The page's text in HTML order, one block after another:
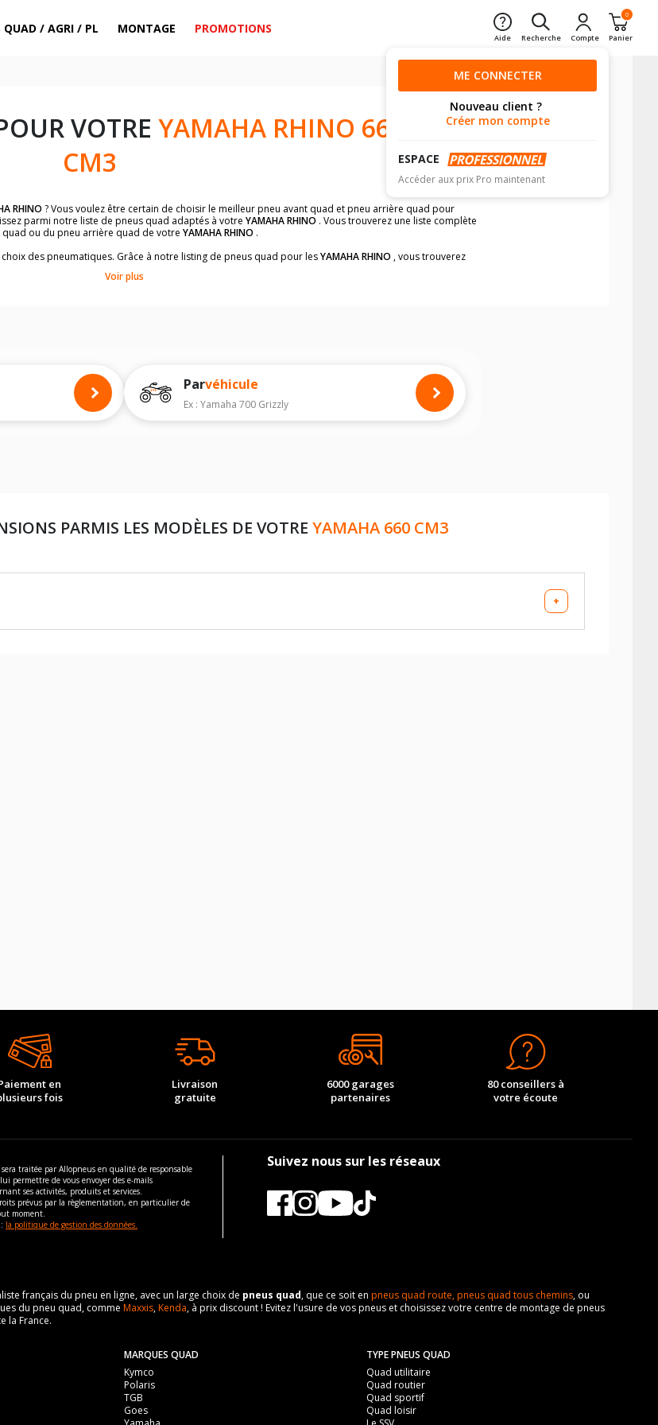
QUAD / AGRI / PL MONTAGE PROMOTIONS
Aide Recherche Compte
0
Panier
ME CONNECTER
Nouveau client ?
Créer mon compte
ESPACE
Accéder aux prix Pro maintenant
VOTREYAMAHA RHINO 660
CM3
RHINO ? Vous voulez être certain de choisir le meilleur pneu avant quad et pneu arrière quad pour
parmi notre liste de pneus quad adaptés à votre YAMAHA RHINO . Vous trouverez une liste complète
ou du pneu arrière quad de votre YAMAHA RHINO .
des pneumatiques. Grâce à notre listing de pneus quad pour lesYAMAHA RHINO , vous trouverez
complet du modèle, vous permettra de faire le bon choix de pneus quad pour votre
la dimension de votre quad
Voir plus
Parvéhicule
Ex : Yamaha 700 Grizzly
PARMIS LES MODÈLES DE VOTRE YAMAHA 660 CM3
+
en
fois
Livraison
gratuite
6000 garages
partenaires
80 conseillers à
votre écoute
sera traitée par Allopneus en qualité de responsable
permettre de vous envoyer des e-mails
ses activités, produits et services.
prévus par la règlementation, en particulier de
moment.
la politique de gestion des données.
Suivez nous sur les réseaux
français du pneu en ligne, avec un large choix de pneus quad, que ce soit en pneus quad route,pneus quad tous chemins, ou
du pneu quad, comme Maxxis,Kenda, à prix discount ! Evitez l'usure de vos pneus et choisissez votre centre de montage de pneus
la France.
MARQUES QUAD
Kymco
Polaris
TGB
Goes
TYPE PNEUS QUAD
Quad utilitaire
Quad routier
Quad sportif
Quad loisir